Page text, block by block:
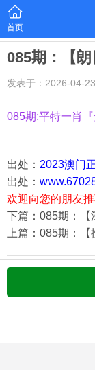
首页
085期：【
发表于：2026-04-
085期:平特一肖
出处： 2023澳门
出处：
欢迎向您的朋友
下篇：085期：【
上篇：085期：